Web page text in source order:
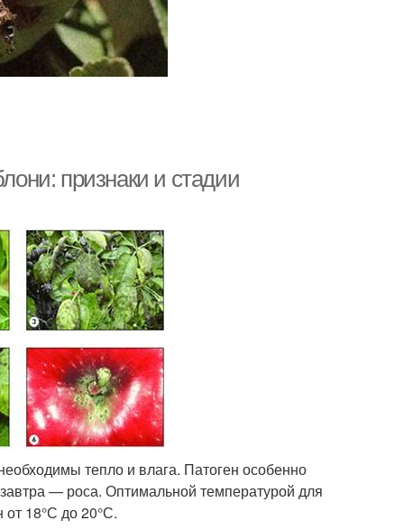
признаки и стадии
тепло и влага. Патоген особенно
— роса. Оптимальной температурой для
от 18°С до 20°С.